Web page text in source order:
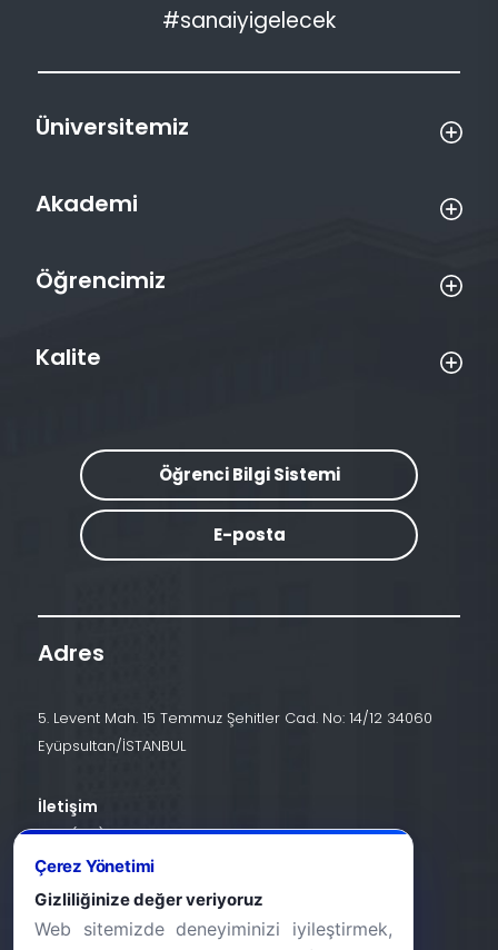
#sanaiyigelecek
Üniversitemiz
Akademi
Öğrencimiz
Kalite
Öğrenci Bilgi Sistemi
E-posta
Adres
5. Levent Mah. 15 Temmuz Şehitler Cad. No: 14/12 34060
Eyüpsultan/İSTANBUL
İletişim
+90 (212) 924 24 44
info@halic.edu.tr
Çerez Yönetimi
Gizliliğinize değer veriyoruz
Web sitemizde deneyiminizi iyileştirmek,